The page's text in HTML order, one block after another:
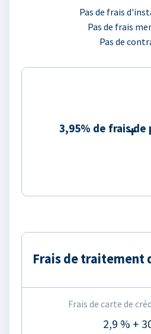
Pas de frais
Pas de frais
Pas de
3,95% de frais
Frais de traitement
Frais de carte de
2,9 % +